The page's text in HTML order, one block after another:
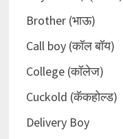
Brother (भाऊ)
Call boy (कॉल बॉय)
College (कॉलेज)
Cuckold (कॅकहोल्ड)
Delivery Boy